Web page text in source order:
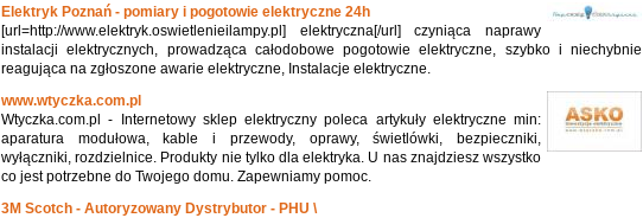
Elektryk Poznań - pomiary i pogotowie elektryczne 24h
[url=http://www.elektryk.oswietlenieilampy.pl] elektryczna[/url] czyniąca naprawy
instalacji elektrycznych, prowadząca całodobowe pogotowie elektryczne, szybko i niechybnie
reagująca na zgłoszone awarie elektryczne, Instalacje elektryczne.
www.wtyczka.com.pl
Wtyczka.com.pl - Internetowy sklep elektryczny poleca artykuły elektryczne min:
aparatura modułowa, kable i przewody, oprawy, świetlówki, bezpieczniki,
wyłączniki, rozdzielnice. Produkty nie tylko dla elektryka. U nas znajdziesz wszystko
co jest potrzebne do Twojego domu. Zapewniamy pomoc.
3M Scotch - Autoryzowany Dystrybutor - PHU \